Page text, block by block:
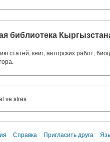
библиотека
статей, книг, авторских работ,
ve stres
Справка Пригласить друга